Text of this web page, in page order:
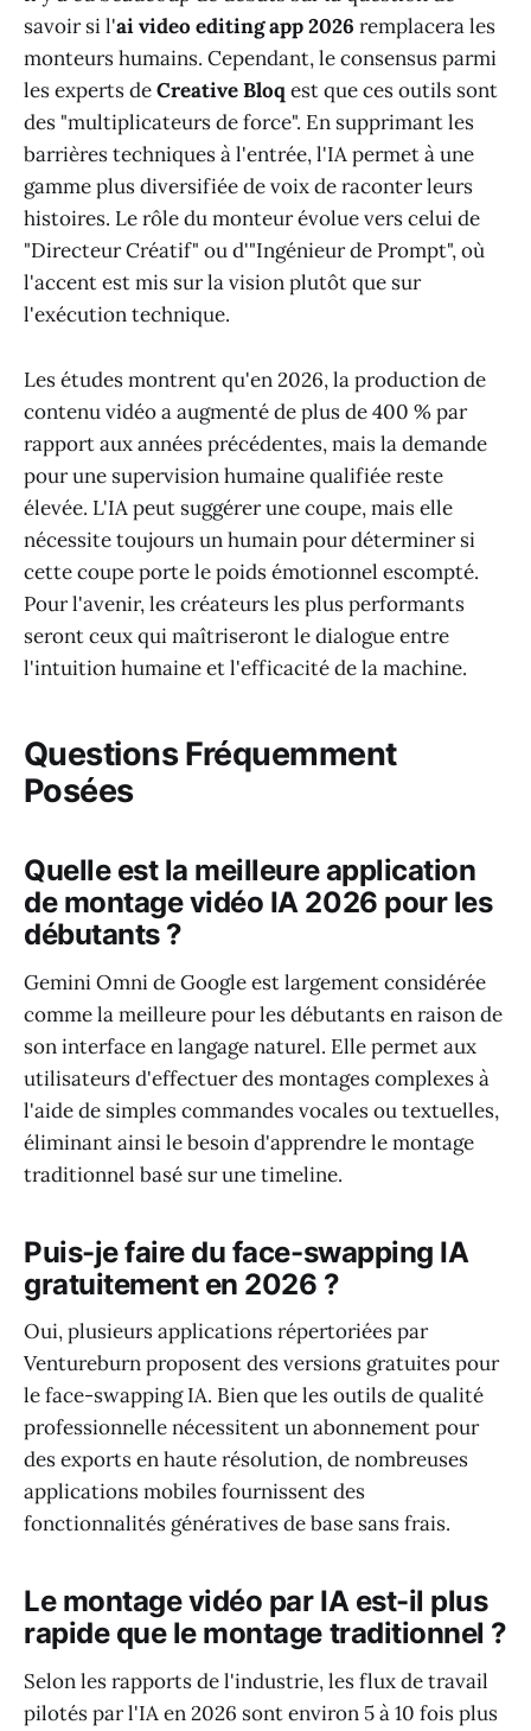
savoir si l'ai video editing app 2026 remplacera les
monteurs humains. Cependant, le consensus parmi
les experts deCreative Bloq est que ces outils sont
des "multiplicateurs de force". En supprimant les
barrières techniques à l'entrée, l'IA permet à une
gamme plus diversifiée de voix de raconter leurs
histoires. Le rôle du monteur évolue vers celui de
"Directeur Créatif" ou d'"Ingénieur de Prompt", où
l'accent est mis sur la vision plutôt que sur
l'exécution technique.
Les études montrent qu'en 2026, la production de
contenu vidéo a augmenté de plus de 400 % par
rapport aux années précédentes, mais la demande
pour une supervision humaine qualifiée reste
élevée. L'IA peut suggérer une coupe, mais elle
nécessite toujours un humain pour déterminer si
cette coupe porte le poids émotionnel escompté.
Pour l'avenir, les créateurs les plus performants
seront ceux qui maîtriseront le dialogue entre
l'intuition humaine et l'efficacité de la machine.
Questions Fréquemment
Posées
Quelle est la meilleure application
de montage vidéo IA 2026 pour les
débutants ?
Gemini Omni de Google est largement considérée
comme la meilleure pour les débutants en raison de
son interface en langage naturel. Elle permet aux
utilisateurs d'effectuer des montages complexes à
l'aide de simples commandes vocales ou textuelles,
éliminant ainsi le besoin d'apprendre le montage
traditionnel basé sur une timeline.
Puis-je faire du face-swapping IA
gratuitement en 2026 ?
Oui, plusieurs applications répertoriées par
Ventureburn proposent des versions gratuites pour
le face-swapping IA. Bien que les outils de qualité
professionnelle nécessitent un abonnement pour
des exports en haute résolution, de nombreuses
applications mobiles fournissent des
fonctionnalités génératives de base sans frais.
Le montage vidéo par IA est-il plus
rapide que le montage traditionnel ?
Selon les rapports de l'industrie, les flux de travail
pilotés par l'IA en 2026 sont environ 5 à 10 fois plus